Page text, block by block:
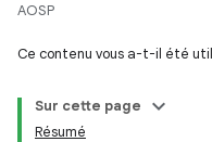
AOSP
Ce contenu vous a-t-il été
Sur cette page
Résumé